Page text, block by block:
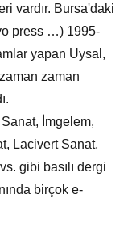
vardır. Bursa'daki
press …) 1995-
yapan Uysal,
zaman
Sanat, İmgelem,
Lacivert Sanat,
gibi basılı dergi
birçok e-